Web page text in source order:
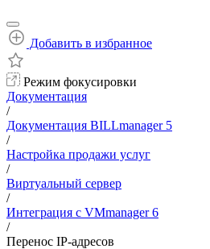
Добавить в избранное
Режим фокусировки
Документация
/
Документация BILLmanager 5
/
Настройка продажи услуг
/
Виртуальный сервер
/
Интеграция с VMmanager 6
/
Перенос IP-адресов